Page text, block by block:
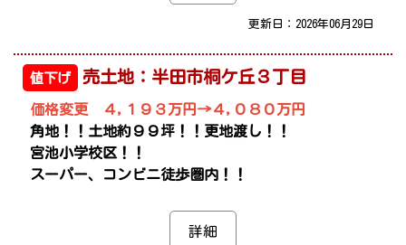
更新日：2026年06月29日
値下げ 売土地：半田市桐ケ丘３丁目
価格変更 ４,１９３万円→４,０８０万円
角地！！土地約９９坪！！更地渡し！！
宮池小学校区！！
スーパー、コンビニ徒歩圏内！！
詳細